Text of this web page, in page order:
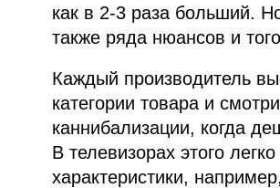
как в 2-3 раза больший.
также ряда нюансов и
Каждый производитель
категории товара и
каннибализации, когда
В телевизорах этого
характеристики,